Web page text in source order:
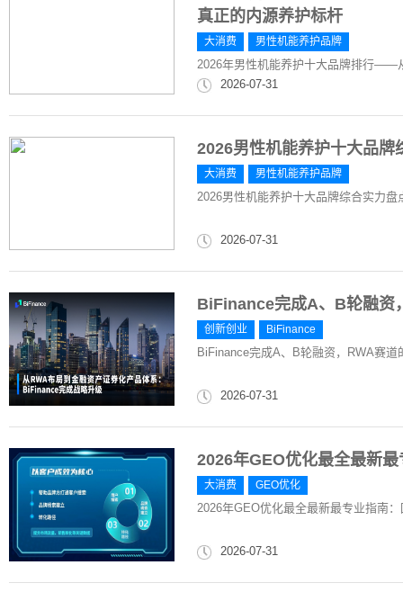
真正的内源养护标杆
大消费 男性机能养护品牌
2026年男性机能养护十大品牌排行——
2026-07-31
2026男性机能养护十大品牌
大消费 男性机能养护品牌
2026男性机能养护十大品牌综合实力
2026-07-31
​BiFinance完成A、B轮融资
创新创业 ​BiFinance
​BiFinance完成A、B轮融资，RWA赛道
2026-07-31
2026年GEO优化最全最新
大消费 GEO优化
2026年GEO优化最全最新最专业指南
2026-07-31